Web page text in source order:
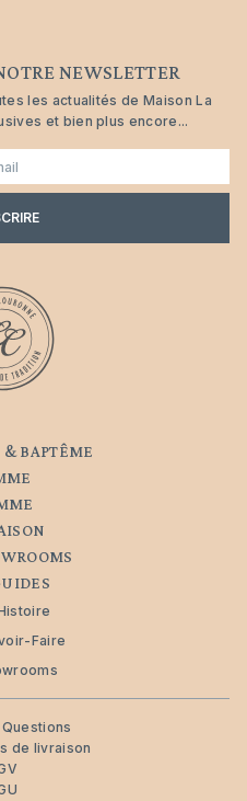
NEWSLETTER
les actualités de Maison La
et bien plus encore...
E-
BAPTÊME
Faire
de livraison